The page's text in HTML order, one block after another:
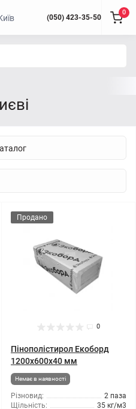
(050) 423-35-50
0
Продано
0
Пінополістирол Екоборд
1200x600x40 мм
Немає в наявності
Різновид:
2 паза
Щільність:
35 кг/м3